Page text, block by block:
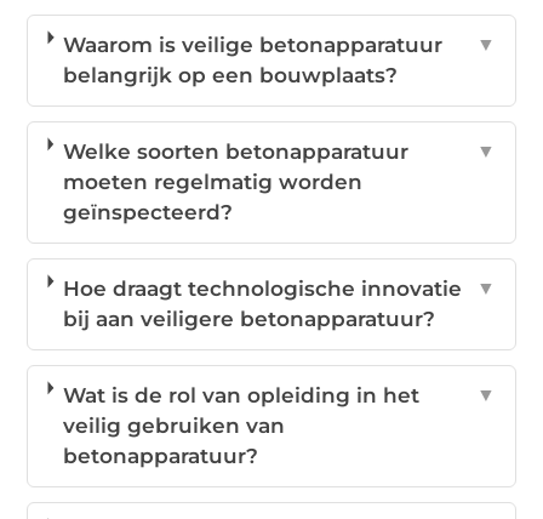
Waarom is veilige betonapparatuur
belangrijk op een bouwplaats?
▼
Welke soorten betonapparatuur
moeten regelmatig worden
geïnspecteerd?
▼
Hoe draagt technologische innovatie
bij aan veiligere betonapparatuur?
▼
Wat is de rol van opleiding in het
veilig gebruiken van
betonapparatuur?
▼